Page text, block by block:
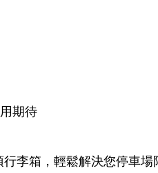
期待
李箱，輕鬆解決您停車